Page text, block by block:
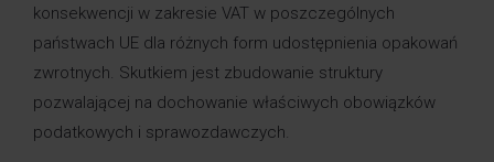
konsekwencji w zakresie VAT w poszczególnych
państwach UE dla różnych form udostępnienia opakowań
zwrotnych. Skutkiem jest zbudowanie struktury
pozwalającej na dochowanie właściwych obowiązków
podatkowych i sprawozdawczych.